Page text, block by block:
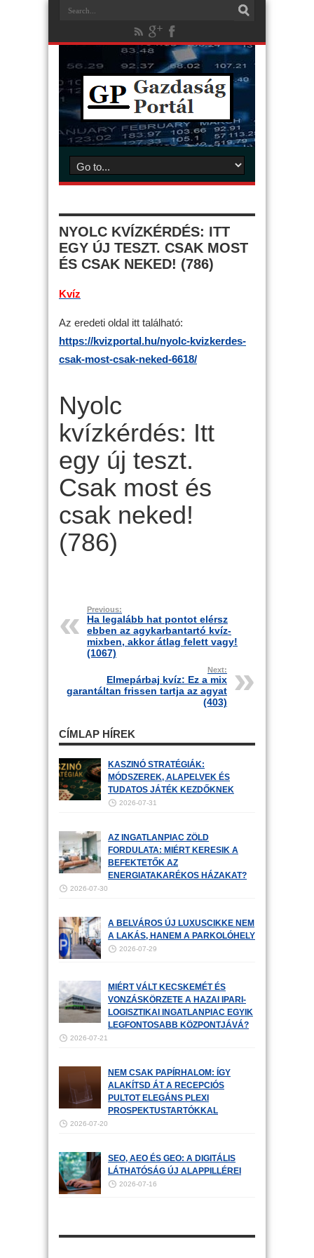
NYOLC KVÍZKÉRDÉS: ITT
EGY ÚJ TESZT. CSAK MOST
ÉS CSAK NEKED! (786)
Kvíz
Az eredeti oldal itt található:
https://kvizportal.hu/nyolc-kvizkerdes-
csak-most-csak-neked-6618/
Nyolc
kvízkérdés: Itt
egy új teszt.
Csak most és
csak neked!
(786)
Previous:
Ha legalább hat pontot elérsz
ebben az agykarbantartó kvíz-
mixben, akkor átlag felett vagy!
(1067)
Next:
Elmepárbaj kvíz: Ez a mix
garantáltan frissen tartja az agyat
(403)
CÍMLAP HÍREK
KASZINÓ STRATÉGIÁK:
MÓDSZEREK, ALAPELVEK ÉS
TUDATOS JÁTÉK KEZDŐKNEK
2026-07-31
AZ INGATLANPIAC ZÖLD
FORDULATA: MIÉRT KERESIK A
BEFEKTETŐK AZ
ENERGIATAKARÉKOS HÁZAKAT?
2026-07-30
A BELVÁROS ÚJ LUXUSCIKKE NEM
A LAKÁS, HANEM A PARKOLÓHELY
2026-07-29
MIÉRT VÁLT KECSKEMÉT ÉS
VONZÁSKÖRZETE A HAZAI IPARI-
LOGISZTIKAI INGATLANPIAC EGYIK
LEGFONTOSABB KÖZPONTJÁVÁ?
2026-07-21
NEM CSAK PAPÍRHALOM: ÍGY
ALAKÍTSD ÁT A RECEPCIÓS
PULTOT ELEGÁNS PLEXI
PROSPEKTUSTARTÓKKAL
2026-07-20
SEO, AEO ÉS GEO: A DIGITÁLIS
LÁTHATÓSÁG ÚJ ALAPPILLÉREI
2026-07-16